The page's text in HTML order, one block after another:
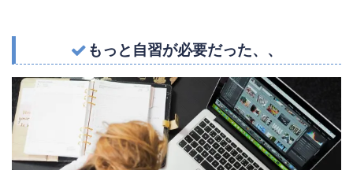
もっと自習が必要だった、、